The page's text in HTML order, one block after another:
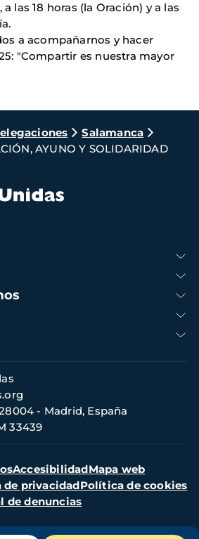
las 18 horas (la Oración) y a las
a acompañarnos y hacer
"Compartir es nuestra mayor
Salamanca
AYUNO Y SOLIDARIDAD
- Madrid, España
33439
AccesibilidadMapa web
privacidadPolítica de cookies
de denuncias